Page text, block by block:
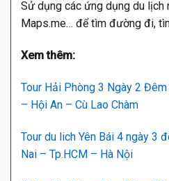
Sử dụng các ứng dụng du lịch
Maps.me… để tìm đường đi,
Xem thêm:
Tour Hải Phòng 3 Ngày 2
– Hội An – Cù Lao Chàm
Tour du lich Yên Bái 4 ngày 3
Nai – Tp.HCM – Hà Nội